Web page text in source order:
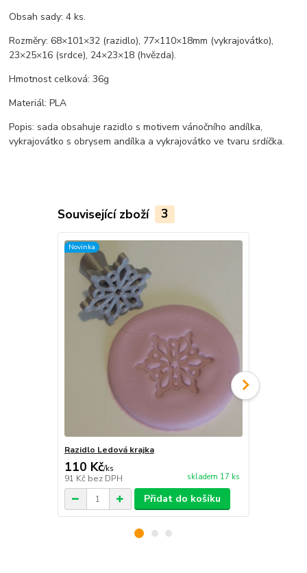
Obsah sady: 4 ks.
Rozměry: 68×101×32 (razidlo), 77×110×18mm (vykrajovátko),
23×25×16 (srdce), 24×23×18 (hvězda).
Hmotnost celková: 36g
Materiál: PLA
Popis: sada obsahuje razidlo s motivem vánočního andílka,
vykrajovátko s obrysem andílka a vykrajovátko ve tvaru srdíčka.
Související zboží 3
Novinka
Razidlo Ledová krajka
110 Kč/ks
91 Kč bez DPH skladem 17 ks
Přidat do košíku